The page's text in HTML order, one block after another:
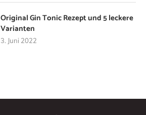
Original Gin Tonic Rezept und 5 leckere
Varianten
3. Juni 2022